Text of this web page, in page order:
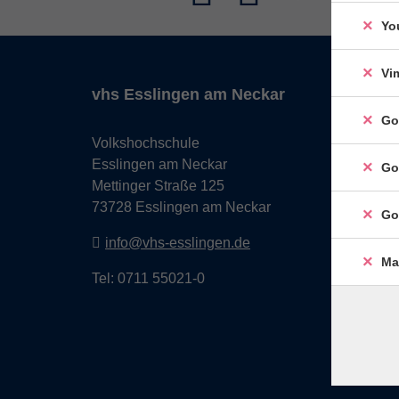
vhs Esslingen am Neckar
Volkshochschule
Esslingen am Neckar
Mettinger Straße 125
73728 Esslingen am Neckar
info@vhs-esslingen.de
Tel: 0711 55021-0